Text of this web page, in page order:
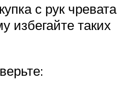
с рук чревата
избегайте таких